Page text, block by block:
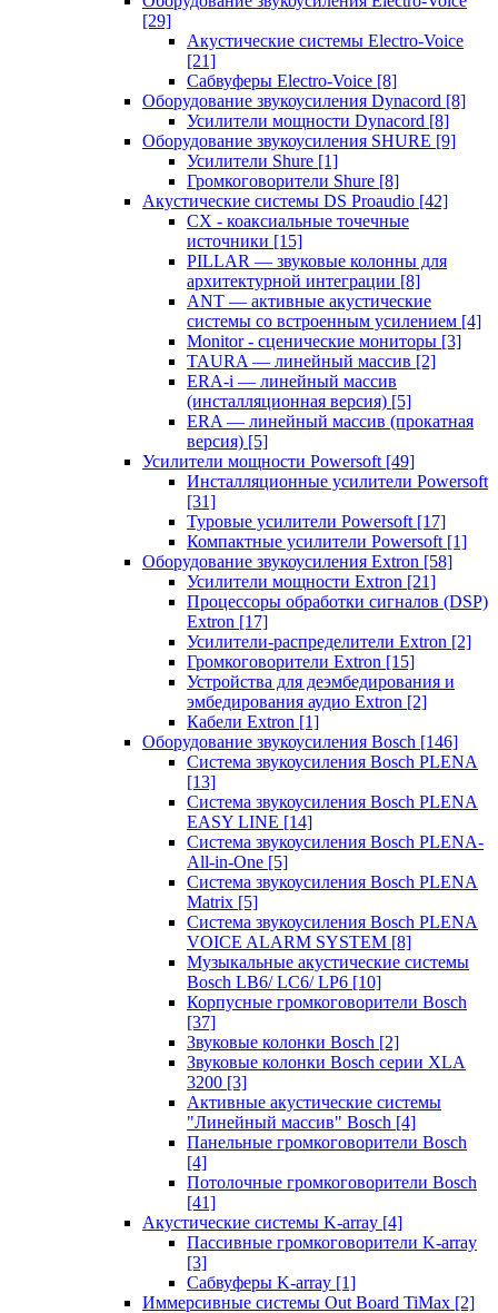
[29]
Акустические системы Electro-Voice
[21]
Сабвуферы Electro-Voice [8]
Оборудование звукоусиления Dynacord [8]
Усилители мощности Dynacord [8]
Оборудование звукоусиления SHURE [9]
Усилители Shure [1]
Громкоговорители Shure [8]
Акустические системы DS Proaudio [42]
CX - коаксиальные точечные
источники [15]
PILLAR — звуковые колонны для
архитектурной интеграции [8]
ANT — активные акустические
системы со встроенным усилением [4]
Monitor - сценические мониторы [3]
TAURA — линейный массив [2]
ERA-i — линейный массив
(инсталляционная версия) [5]
ERA — линейный массив (прокатная
версия) [5]
Усилители мощности Powersoft [49]
Инсталляционные усилители Powersoft
[31]
Туровые усилители Powersoft [17]
Компактные усилители Powersoft [1]
Оборудование звукоусиления Extron [58]
Усилители мощности Extron [21]
Процессоры обработки сигналов (DSP)
Extron [17]
Усилители-распределители Extron [2]
Громкоговорители Extron [15]
Устройства для деэмбедирования и
эмбедирования аудио Extron [2]
Кабели Extron [1]
Оборудование звукоусиления Bosch [146]
Система звукоусиления Bosch PLENA
[13]
Система звукоусиления Bosch PLENA
EASY LINE [14]
Система звукоусиления Bosch PLENA-
All-in-One [5]
Система звукоусиления Bosch PLENA
Matrix [5]
Система звукоусиления Bosch PLENA
VOICE ALARM SYSTEM [8]
Музыкальные акустические системы
Bosch LB6/ LC6/ LP6 [10]
Корпусные громкоговорители Bosch
[37]
Звуковые колонки Bosch [2]
Звуковые колонки Bosch серии XLA
3200 [3]
Активные акустические системы
"Линейный массив" Bosch [4]
Панельные громкоговорители Bosch
[4]
Потолочные громкоговорители Bosch
[41]
Акустические системы K-array [4]
Пассивные громкоговорители K-array
[3]
Сабвуферы K-array [1]
Иммерсивные системы Out Board TiMax [2]